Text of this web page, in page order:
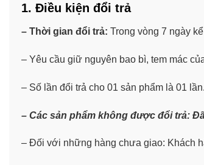
1. Điều kiện đổi trả
– Thời gian đổi trả: Trong vòng 7 ngày
– Yêu cầu giữ nguyên bao bì, tem mác
– Số lần đổi trả cho 01 sản phẩm là 01 lần.
– Các sản phẩm không được đổi trả:
– Đối với những hàng chưa giao: Khách